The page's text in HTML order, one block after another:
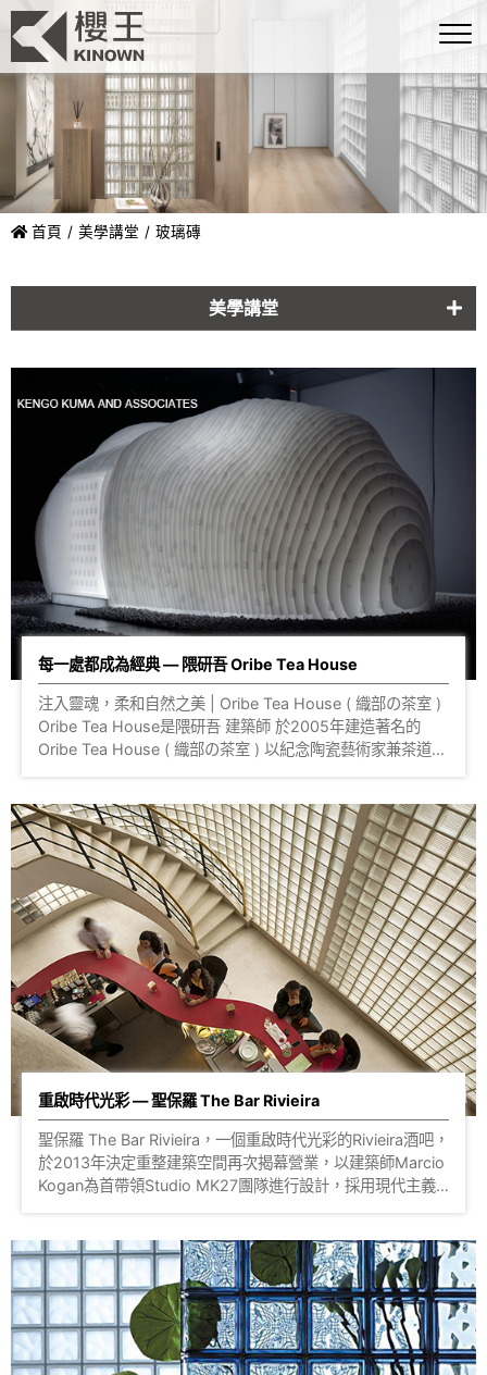
首頁 美學講堂 玻璃磚
美學講堂
石物
軟裝佈置
線上型錄
每一處都成為經典 — 隈研吾 Oribe Tea House
注入靈魂，柔和自然之美 | Oribe Tea House ( 織部の茶室 )
Oribe Tea House是隈研吾 建築師 於2005年建造著名的
Oribe Tea House ( 織部の茶室 ) 以紀念陶瓷藝術家兼茶道大
在許多城市進行展出。 Oribe Tea House 以白色帶透明質感
的塑膠板作為主體，利用綁帶固定每一片不規則形狀的板材，
整體造型就像是蟲繭，有著溫柔的包覆感，呈現了日式茶道獨
有的禪宗美學。 茶室的地面選用櫻王玻璃磚鋪設，表面為霧
面質感，內裡為水波紋設計，搭配上燈光效果，成功的展現整
體隱約的透明感，在材質與光線間建立一種聯繫，也展示了隈
研吾獨特的建築藝術。 隈研吾：「我認為建築物就像人體，
需要為它灌注靈魂，並化為自然環境的一部份。」 照片來
源：隈研吾建築都市設計事務所 ?點擊了解更多
重啟時代光彩 — 聖保羅 The Bar Rivieira
聖保羅 The Bar Rivieira，一個重啟時代光彩的Rivieira酒吧，
於2013年決定重整建築空間再次揭幕營業，以建築師Marcio
Kogan為首帶領Studio MK27團隊進行設計，採用現代主義
建，造型、光源、安全兼具，選用 #平行紋 磚款增添視覺的
時尚感，白天能透進溫柔的日光，夜晚則有各色的燈光折射巧
妙光芒，無論是一般用餐或深夜的酒吧時段都會是不同的氣
氛。 整個空間佈局都有如水波般流暢，從建築的曲面到內部
的紅色吧台與樓梯設計，層層的律動線條重新排列出了酒吧的
新氛圍，簡單大方、開放廣闊的視野。 Rivieira酒吧在60至